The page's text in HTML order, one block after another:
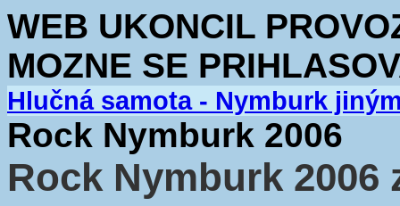
WEB UKONCIL
MOZNE SE
Hlučná samota - Nymburk
Rock Nymburk 2006
Rock Nymburk